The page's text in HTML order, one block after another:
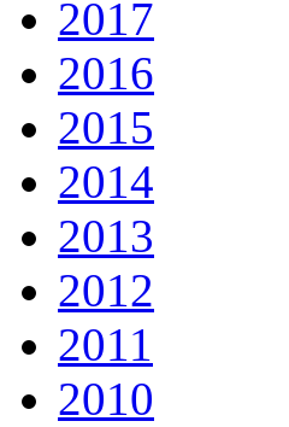
2017
2016
2015
2014
2013
2012
2011
2010